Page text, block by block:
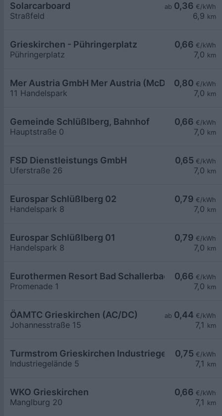
ab 0,36 €/kWh
6,9 km
Solarcarboard
Straßfeld
0,66 €/kWh
7,0 km
Grieskirchen - Pühringerplatz
Pühringerplatz
0,80 €/kWh
7,0 km
Mer Austria GmbH Mer Austria (McD) -
11 Handelspark
0,66 €/kWh
7,0 km
Gemeinde Schlüßlberg, Bahnhof
Hauptstraße 0
0,65 €/kWh
7,0 km
FSD Dienstleistungs GmbH
Uferstraße 26
0,79 €/kWh
7,0 km
Eurospar Schlüßlberg 02
Handelspark 8
0,79 €/kWh
7,0 km
Eurospar Schlüßlberg 01
Handelspark 8
0,66 €/kWh
7,0 km
Eurothermen Resort Bad Schallerbach LG1
Promenade 1
ab 0,44 €/kWh
7,1 km
ÖAMTC Grieskirchen (AC/DC)
Johannesstraße 15
0,75 €/kWh
7,1 km
Turmstrom Grieskirchen Industriegelände 5
Industriegelände 5
0,66 €/kWh
7,1 km
WKO Grieskirchen
Manglburg 20